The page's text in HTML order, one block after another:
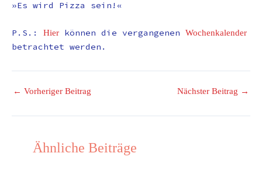
»Es wird Pizza sein!«
P.S.: Hier können die vergangenen Wochenkalender
betrachtet werden.
← Vorheriger Beitrag Nächster Beitrag →
Ähnliche Beiträge